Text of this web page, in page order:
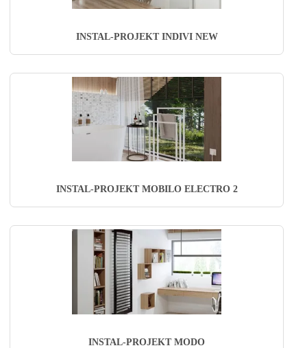
INSTAL-PROJEKT INDIVI NEW
INSTAL-PROJEKT MOBILO ELECTRO 2
INSTAL-PROJEKT MODO